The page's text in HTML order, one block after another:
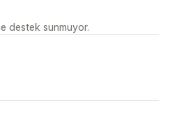
destek sunmuyor.